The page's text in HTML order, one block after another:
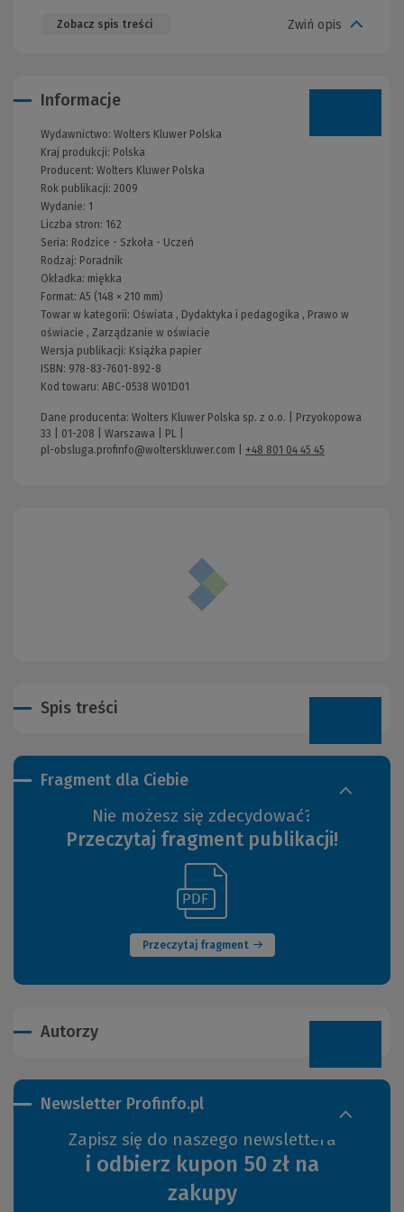
Zobacz spis treści Zwiń opis
Fragment dla Ciebie
Nie możesz się zdecydować?
Przeczytaj fragment publikacji!
Przeczytaj fragment
(Nowe
okno)
innej
Informacje
Wydawnictwo: Wolters Kluwer Polska
Kraj produkcji: Polska
Producent: Wolters Kluwer Polska
Rok publikacji: 2009
Wydanie: 1
Liczba stron: 162
Seria: Rodzice - Szkoła - Uczeń
Rodzaj: Poradnik
Okładka: miękka
Format: A5 (148 × 210 mm)
Towar w kategorii: Oświata , Dydaktyka i pedagogika , Prawo w
oświacie , Zarządzanie w oświacie
Wersja publikacji: Książka papier
ISBN: 978-83-7601-892-8
Kod towaru: ABC-0538 W01D01
Dane producenta: Wolters Kluwer Polska sp. z o.o. | Przyokopowa
33 | 01-208 | Warszawa | PL |
pl-obsluga.profinfo@wolterskluwer.com
+48 801 04 45 45
Spis treści
Autorzy
Newsletter Profinfo.pl
Zapisz się do naszego newslettera
i odbierz kupon 50 zł na
zakupy